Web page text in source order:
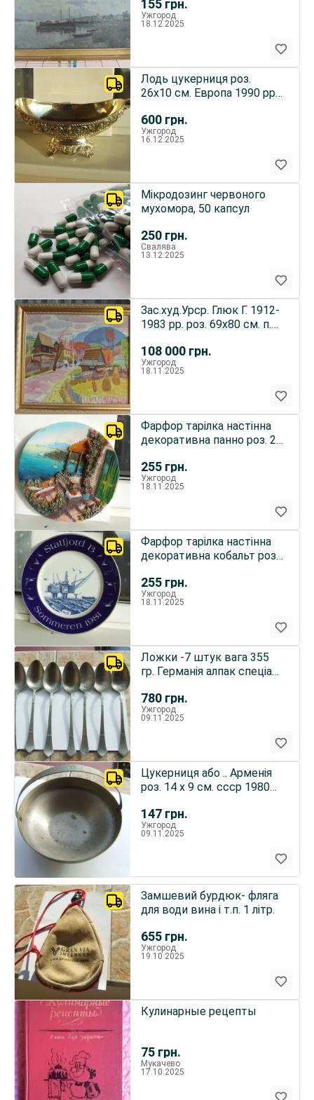
155 грн.
Ужгород
18.12.2025
600 грн.
Лодь цукерниця роз.
26х10 см. Европа 1990 рр.
Ужгород
16.12.2025
250 грн.
Мікродозинг червоного
мухомора, 50 капсул
Свалява
13.12.2025
108 000 грн.
Зас.худ.Урср. Глюк Г. 1912-
1983 рр. роз. 69х80 см. п.о.
Ужгород
18.11.2025
255 грн.
Фарфор тарілка настінна
декоративна панно роз. 20
Ужгород
18.11.2025
255 грн.
Фарфор тарілка настінна
декоративна кобальт роз.
Ужгород
18.11.2025
780 грн.
Ложки -7 штук вага 355
гр. Германія алпак спеціал.
Ужгород
09.11.2025
147 грн.
Цукерниця або .. Арменія
роз. 14 х 9 см. ссср 1980
Ужгород
09.11.2025
655 грн.
Замшевий бурдюк- фляга
для води вина і т.п. 1 літр.
Ужгород
19.10.2025
75 грн.
Кулинарные рецепты
Мукачево
17.10.2025